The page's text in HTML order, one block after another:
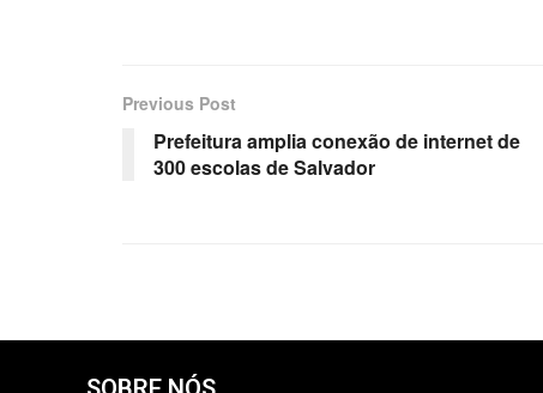
Previous Post
Prefeitura amplia conexão de internet de
300 escolas de Salvador